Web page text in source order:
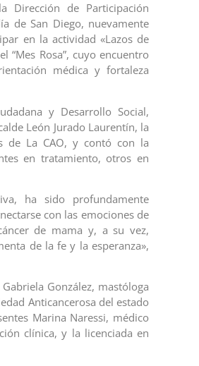
Dirección de Participación
de San Diego, nuevamente
en la actividad «Lazos de
“Mes Rosa”, cuyo encuentro
médica y fortaleza
y Desarrollo Social,
León Jurado Laurentín, la
de La CAO, y contó con la
en tratamiento, otros en
ha sido profundamente
con las emociones de
de mama y, a su vez,
de la fe y la esperanza»,
González, mastóloga
Anticancerosa del estado
Marina Naressi, médico
clínica, y la licenciada en